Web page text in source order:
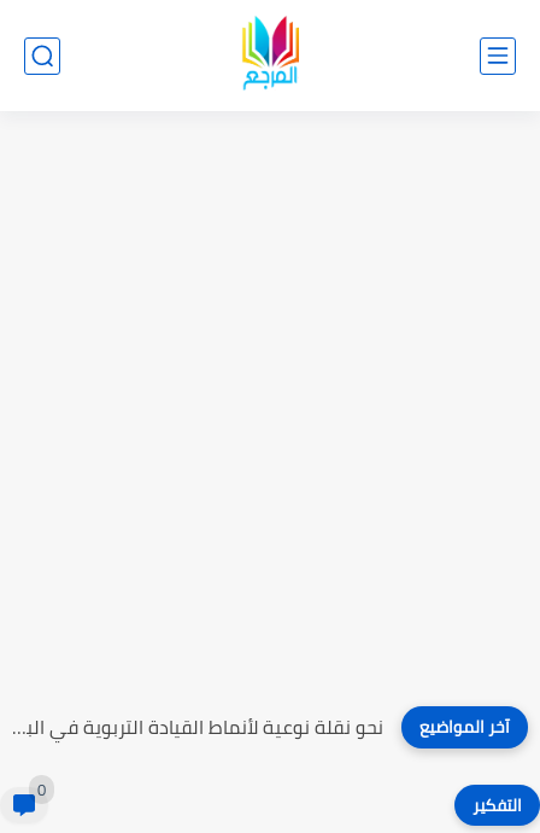
آخر المواضيع نحو نقلة نوعية لأنماط القيادة التربوية في البلاد العربية
التفكير 0